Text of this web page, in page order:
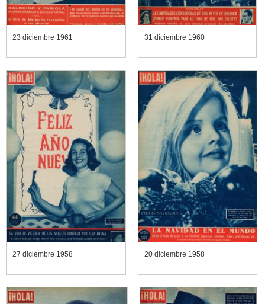
23 diciembre 1961 31 diciembre 1960
27 diciembre 1958 20 diciembre 1958